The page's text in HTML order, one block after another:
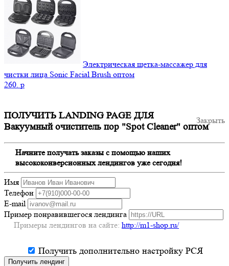
Электрическая щетка-массажер для
чистки лица Sonic Facial Brush оптом
260. p
Закрыть
ПОЛУЧИТЬ LANDING PAGE ДЛЯ
Вакуумный очиститель пор "Spot Cleaner" оптом
Начните получать заказы с помощью наших
высококонверсионных лендингов уже сегодня!
Имя
Телефон
E-mail
Пример понравившегося лендинга
Примеры лендингов на сайте: http://m1-shop.ru/
Получить дополнительно настройку РСЯ
Получить лендинг